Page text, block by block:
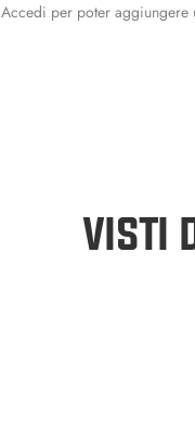
Accedi per poter aggiungere
VISTI